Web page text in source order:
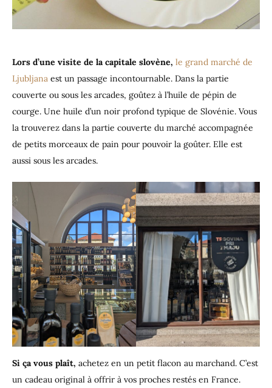
Lors d’une visite de la capitale slovène, le grand marché de
Ljubljana est un passage incontournable. Dans la partie
couverte ou sous les arcades, goûtez à l’huile de pépin de
courge. Une huile d’un noir profond typique de Slovénie. Vous
la trouverez dans la partie couverte du marché accompagnée
de petits morceaux de pain pour pouvoir la goûter. Elle est
aussi sous les arcades.
Si ça vous plaît, achetez en un petit flacon au marchand. C’est
un cadeau original à offrir à vos proches restés en France.